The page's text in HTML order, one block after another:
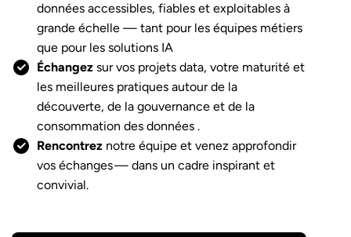
données accessibles, fiables et exploitables à
grande échelle — tant pour les équipes métiers
que pour les solutions IA
Échangez sur vos projets data, votre maturité et
les meilleures pratiques autour de la
découverte, de la gouvernance et de la
consommation des données .
Rencontrez notre équipe et venez approfondir
vos échanges — dans un cadre inspirant et
convivial.